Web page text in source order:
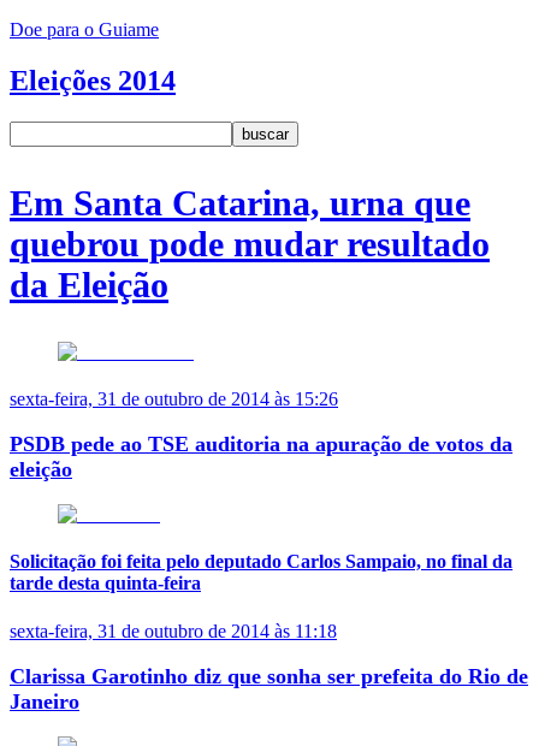
Doe para o Guiame
Eleições 2014
buscar
Em Santa Catarina, urna que
quebrou pode mudar resultado
da Eleição
sexta-feira, 31 de outubro de 2014 às 15:26
PSDB pede ao TSE auditoria na apuração de votos da
eleição
Solicitação foi feita pelo deputado Carlos Sampaio, no final da
tarde desta quinta-feira
sexta-feira, 31 de outubro de 2014 às 11:18
Clarissa Garotinho diz que sonha ser prefeita do Rio de
Janeiro